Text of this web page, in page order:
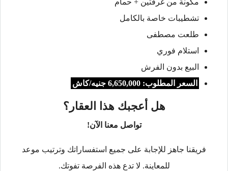
مكونة من غرفتين + حمام
تشطيبات خاصة بالكامل
طلعت مصطفى
استلام فوري
البيع بدون الفرش
السعر المطلوب: 6,650,000 جنيه/كاش
هل أعجبك هذا العقار؟
تواصل معنا الآن!
فريقنا جاهز للإجابة على جميع استفساراتك وترتيب موعد
للمعاينة. لا تدع هذه الفرصة تفوتك.